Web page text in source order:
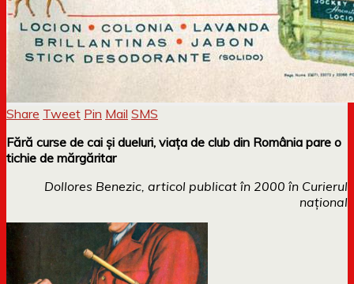
Share Tweet Pin Mail SMS
Fără curse de cai și dueluri, viața de club din România pare o
tichie de mărgăritar
Dollores Benezic, articol publicat în 2000 în Curierul
național